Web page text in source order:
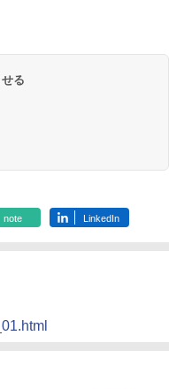
る
note LinkedIn